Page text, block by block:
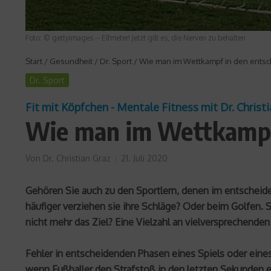
Foto: © gettyimages -- Elfmeter! Jetzt gilt es, die Nerven zu behalten
Start / Gesundheit / Dr. Sport / Wie man im Wettkampf in den
Dr. Sport
Fit mit Köpfchen - Mentale Fitness mit Dr.
Wie man im
Von Dr. Christian Graz 21. Juli 2020
Gehören Sie auch zu den Sportlern, denen im
häufiger verziehen sie ihre Schläge? Oder beim
nicht mehr das Ziel? Eine Vielzahl an
Fehler in entscheidenden Phasen eines Spiels oder